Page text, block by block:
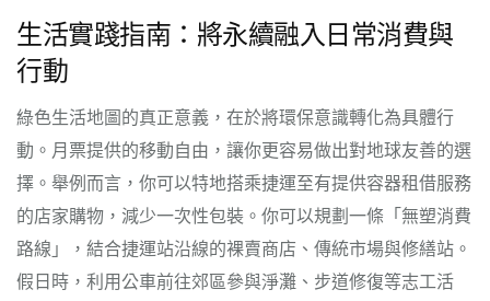
生活實踐指南：將永續融入日常消費與
行動
綠色生活地圖的真正意義，在於將環保意識轉化為具體行
動。月票提供的移動自由，讓你更容易做出對地球友善的選
擇。舉例而言，你可以特地搭乘捷運至有提供容器租借服務
的店家購物，減少一次性包裝。你可以規劃一條「無塑消費
路線」，結合捷運站沿線的裸賣商店、傳統市場與修繕站。
假日時，利用公車前往郊區參與淨灘、步道修復等志工活